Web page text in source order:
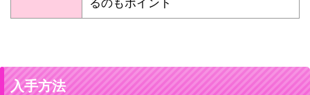
るのもポイント
入手方法